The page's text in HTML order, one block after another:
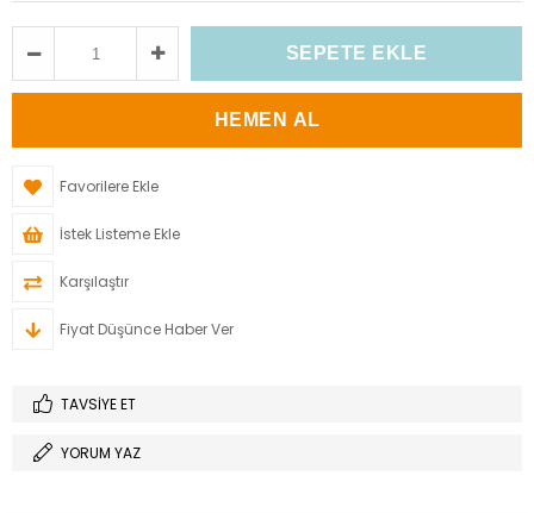
Favorilere Ekle
İstek Listeme Ekle
Karşılaştır
Fiyat Düşünce Haber Ver
TAVSIYE ET
YORUM YAZ